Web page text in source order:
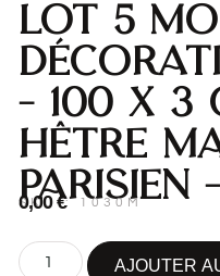
Lot 5
– 100 x 3
hêtre
Parisien
SKU : 1030M
0,00€
AJOUTER